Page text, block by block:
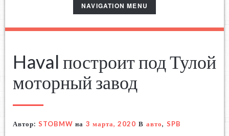
TOGGLE
NAVIGATION
NAVIGATION MENU
Haval построит под Тулой
моторный завод
Автор: STOBMW на 3 марта, 2020 В авто, SPB